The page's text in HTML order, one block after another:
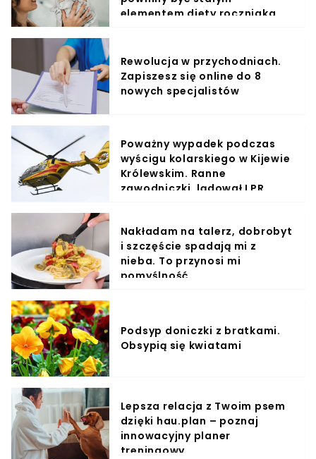
elementem diety roczniaka
Rewolucja w przychodniach.
Zapiszesz się online do 8
nowych specjalistów
Poważny wypadek podczas
wyścigu kolarskiego w Kijewie
Królewskim. Ranne
zawodniczki, lądował LPR
Nakładam na talerz, dobrobyt
i szczęście spadają mi z
nieba. To przynosi mi
pomyślność
Podsyp doniczki z bratkami.
Obsypią się kwiatami
Lepsza relacja z Twoim psem
dzięki hau.plan – poznaj
innowacyjny planer
treningowy